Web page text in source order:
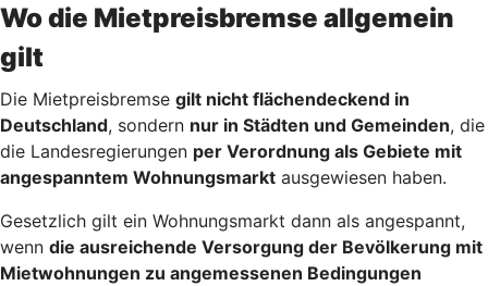
Wo die Mietpreisbremse allgemein
gilt
Die Mietpreisbremse gilt nicht flächendeckend in
Deutschland, sondern nur in Städten und Gemeinden, die
die Landesregierungen per Verordnung als Gebiete mit
angespanntem Wohnungsmarkt ausgewiesen haben.
Gesetzlich gilt ein Wohnungsmarkt dann als angespannt,
wenn die ausreichende Versorgung der Bevölkerung mit
Mietwohnungen zu angemessenen Bedingungen